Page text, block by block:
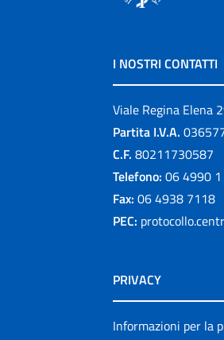
I NOSTRI CONTATTI
Viale Regina Elena
Partita I.V.A.
C.F. 80211730587
Telefono: 06 4990 1
Fax: 06 4938 7118
PEC:
PRIVACY
Informazioni per la